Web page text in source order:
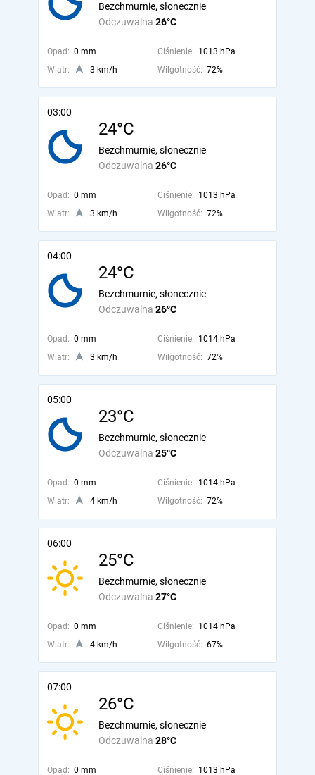
Odczuwalna 26°C
Bezchmurnie, słonecznie
Opad: 0 mm Ciśnienie: 1013 hPa
Wiatr:
3 km/h Wilgotność: 72%
03:00
24°C
Odczuwalna 26°C
Bezchmurnie, słonecznie
Opad: 0 mm Ciśnienie: 1013 hPa
Wiatr:
3 km/h Wilgotność: 72%
04:00
24°C
Odczuwalna 26°C
Bezchmurnie, słonecznie
Opad: 0 mm Ciśnienie: 1014 hPa
Wiatr:
3 km/h Wilgotność: 72%
05:00
23°C
Odczuwalna 25°C
Bezchmurnie, słonecznie
Opad: 0 mm Ciśnienie: 1014 hPa
Wiatr:
4 km/h Wilgotność: 72%
06:00
25°C
Odczuwalna 27°C
Bezchmurnie, słonecznie
Opad: 0 mm Ciśnienie: 1014 hPa
Wiatr:
4 km/h Wilgotność: 67%
07:00
26°C
Odczuwalna 28°C
Bezchmurnie, słonecznie
Opad: 0 mm Ciśnienie: 1013 hPa